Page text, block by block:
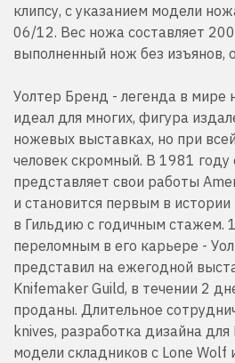
клипсу, с указанием модели
06/12. Вес ножа составляет
выполненный нож без изъянов,
Уолтер Бренд - легенда в
идеал для многих, фигура
ножевых выставках, но при
человек скромный. В 1981 году
представляет свои работы
и становится первым в
в Гильдию с годичным стажем.
переломным в его карьере -
представил на ежегодной
Knifemaker Guild, в течении 2
проданы. Длительное
knives, разработка дизайна
модели складников с Lone Wolf